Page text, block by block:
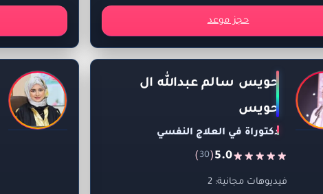
حجز موعد
حويس سالم عبدالله ال
حويس
دكتوراة في العلاج النفسي
5.0
(
30
)
فيديوهات مجانية: 2